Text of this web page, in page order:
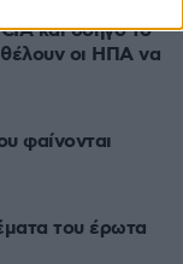
και οδηγό το
οι ΗΠΑ να
φαίνονται
του έρωτα